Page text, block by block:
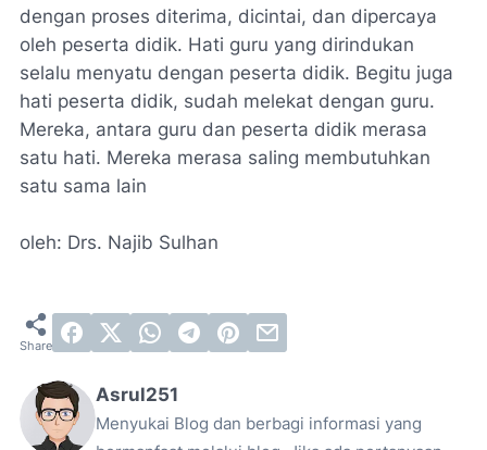
dengan proses diterima, dicintai, dan dipercaya
oleh peserta didik. Hati guru yang dirindukan
selalu menyatu dengan peserta didik. Begitu juga
hati peserta didik, sudah melekat dengan guru.
Mereka, antara guru dan peserta didik merasa
satu hati. Mereka merasa saling membutuhkan
satu sama lain
oleh: Drs. Najib Sulhan
Asrul251
Menyukai Blog dan berbagi informasi yang